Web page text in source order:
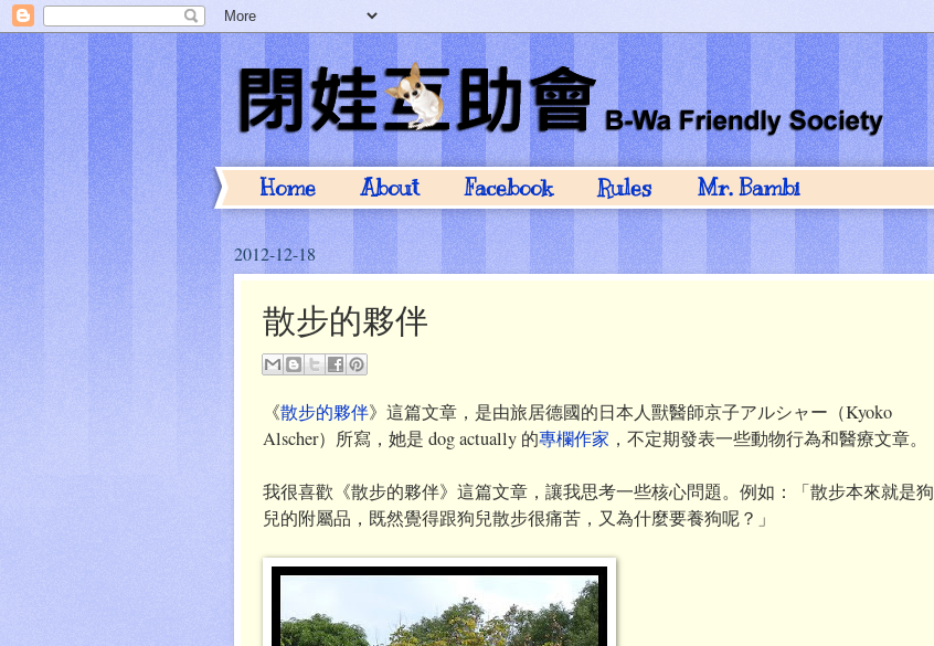
Home About Facebook Rules Mr. Bambi
2012-12-18
散步的夥伴
《散步的夥伴》這篇文章，是由旅居德國的日本人獸醫師京子アルシャー（Kyoko
Alscher）所寫，她是 dog actually 的專欄作家 ，不定期發表一些動物行為和醫療文章。
我很喜歡《散步的夥伴》這篇文章，讓我思考一些核心問題。例如：「散步本來就是狗
兒的附屬品，既然覺得跟狗兒散步很痛苦，又為什麼要養狗呢？」